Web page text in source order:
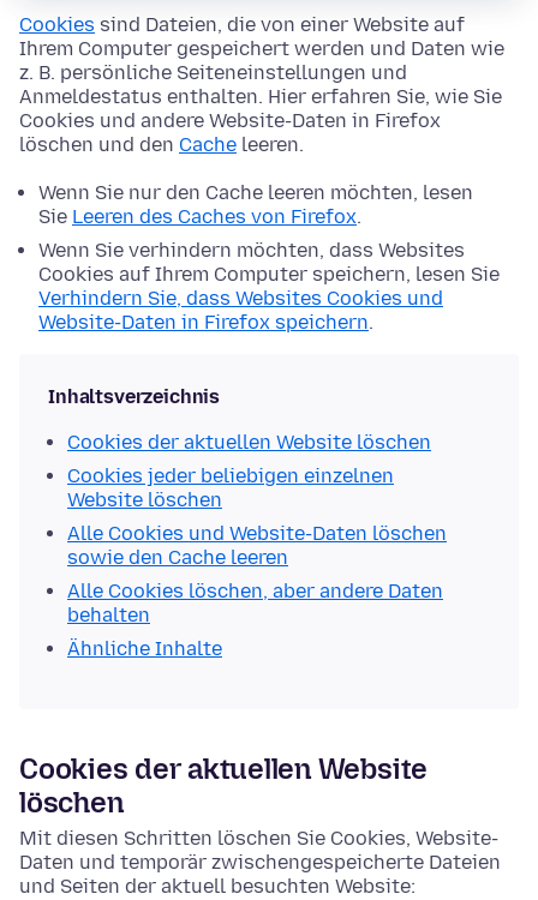
Cookies sind Dateien, die von einer Website auf
Ihrem Computer gespeichert werden und Daten wie
z. B. persönliche Seiteneinstellungen und
Anmeldestatus enthalten. Hier erfahren Sie, wie Sie
Cookies und andere Website-Daten in Firefox
löschen und den Cache leeren.
Wenn Sie nur den Cache leeren möchten, lesen
Sie Leeren des Caches von Firefox.
Wenn Sie verhindern möchten, dass Websites
Cookies auf Ihrem Computer speichern, lesen Sie
Verhindern Sie, dass Websites Cookies und
Website-Daten in Firefox speichern.
Inhaltsverzeichnis
Cookies der aktuellen Website löschen
Cookies jeder beliebigen einzelnen
Website löschen
Alle Cookies und Website-Daten löschen
sowie den Cache leeren
Alle Cookies löschen, aber andere Daten
behalten
Ähnliche Inhalte
Cookies der aktuellen Website
löschen
Mit diesen Schritten löschen Sie Cookies, Website-
Daten und temporär zwischengespeicherte Dateien
und Seiten der aktuell besuchten Website: